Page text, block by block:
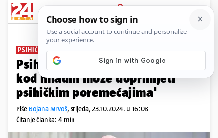
PRIJAVA
News Komentari
PSIHIČKO STANJE MLADIH
Psihijatar Ćelić: 'Usamljenost
kod mladih može doprinijeti
psihičkim poremećajima'
Piše Bojana Mrvoš, srijeda, 23.10.2024. u 16:08
Čitanje članka: 4 min